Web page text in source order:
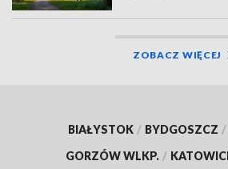
ZOBACZ WIĘCEJ
BIAŁYSTOK / BYDGOSZCZ /
GORZÓW WLKP. /